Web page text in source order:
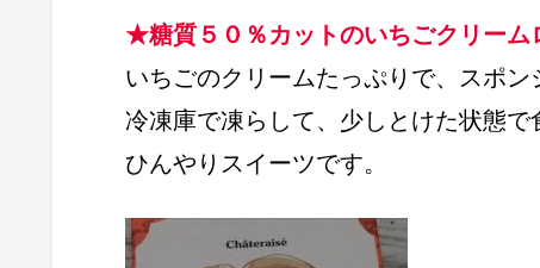
★糖質５０％カットのいちごクリーム
いちごのクリームたっぷりで、スポン
冷凍庫で凍らして、少しとけた状態
ひんやりスイーツです。